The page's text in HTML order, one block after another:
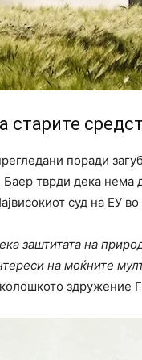
старите
поради
тврди дека нема
суд на ЕУ
заштитата на
на моќните
здружение